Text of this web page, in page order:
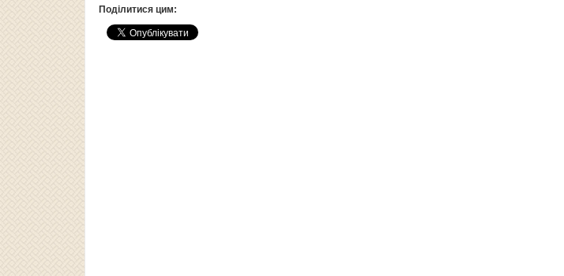
Поділитися цим: